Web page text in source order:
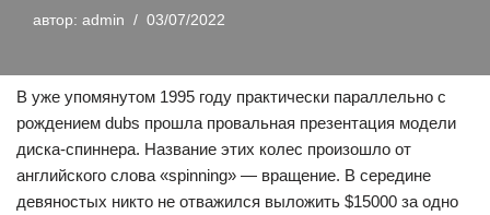
автор: admin 03/07/2022
В уже упомянутом 1995 году практически параллельно с
рождением dubs прошла провальная презентация модели
диска-спиннера. Название этих колес произошло от
английского слова «spinning» — вращение. В середине
девяностых никто не отважился выложить $15000 за одно